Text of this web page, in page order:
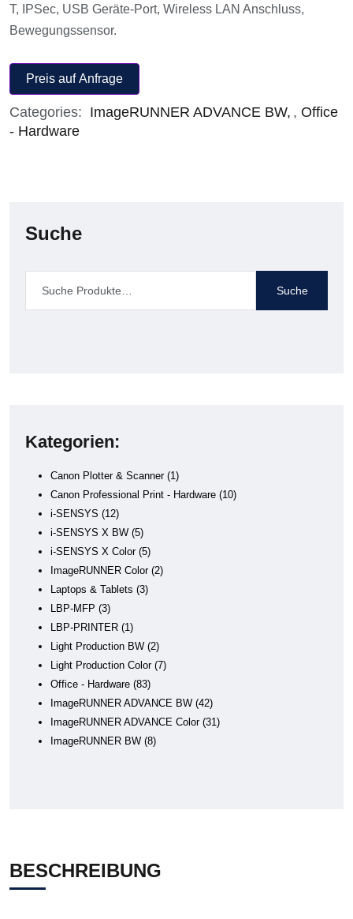
T, IPSec, USB Geräte-Port, Wireless LAN Anschluss,
Bewegungssensor.
Preis auf Anfrage
Categories: ImageRUNNER ADVANCE BW , Office
- Hardware
Suche
Suche
Kategorien:
Canon Plotter & Scanner 1
Canon Professional Print - Hardware 10
i-SENSYS
12
i-SENSYS X BW 5
i-SENSYS X Color 5
ImageRUNNER Color 2
Laptops & Tablets 3
LBP-MFP 3
LBP-PRINTER 1
Light Production BW 2
Light Production Color 7
Office - Hardware 83
ImageRUNNER ADVANCE BW 42
ImageRUNNER ADVANCE Color 31
ImageRUNNER BW 8
BESCHREIBUNG